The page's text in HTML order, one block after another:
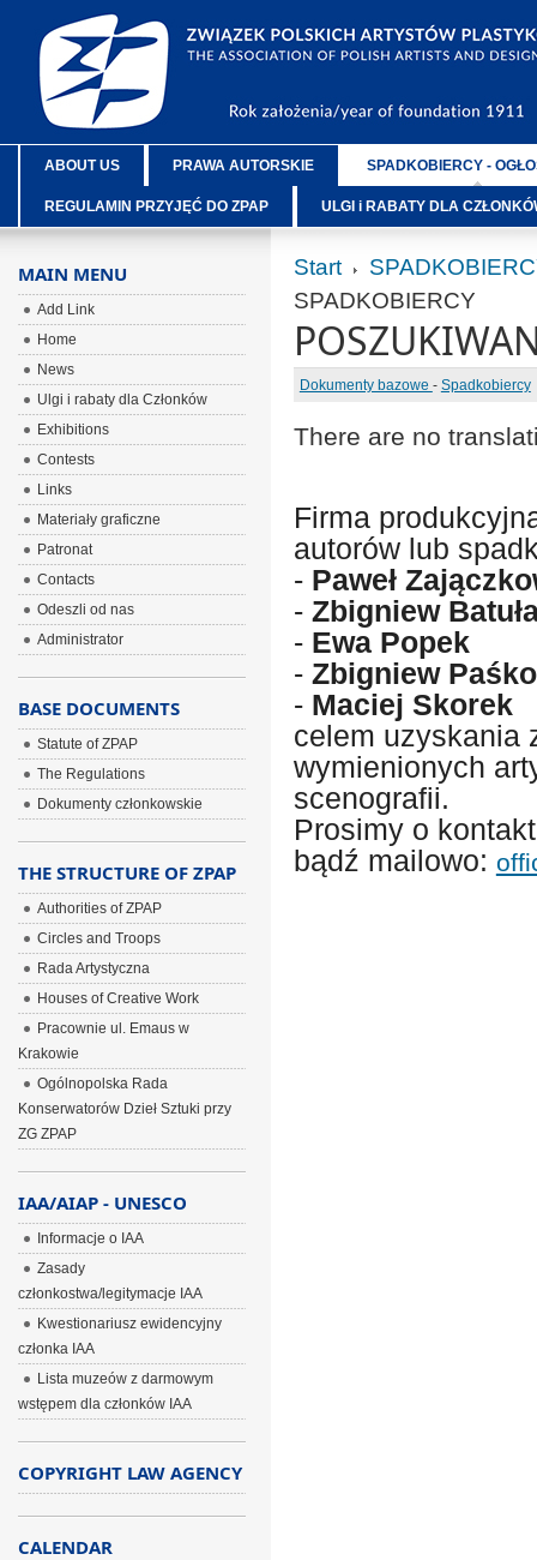
ABOUT US PRAWA AUTORSKIE SPADKOBIERCY -
REGULAMIN PRZYJĘĆ DO ZPAP ULGI i RABATY DLA
Start
SPADKOBIERCY
Dokumenty bazowe - Spadkobiercy
There are no
Firma
autorów lub
- Paweł
- Zbigniew
- Ewa Popek
- Zbigniew Paśko
- Maciej Skorek
celem uzyskania
wymienionych
scenografii.
Prosimy o
bądź mailowo:
MAIN MENU
Add Link
Home
News
Ulgi i rabaty dla Członków
Exhibitions
Contests
Links
Materiały graficzne
Patronat
Contacts
Odeszli od nas
Administrator
BASE DOCUMENTS
Statute of ZPAP
The Regulations
Dokumenty członkowskie
THE STRUCTURE OF ZPAP
Authorities of ZPAP
Circles and Troops
Rada Artystyczna
Houses of Creative Work
Pracownie ul. Emaus w
Krakowie
Ogólnopolska Rada
Konserwatorów Dzieł Sztuki przy
ZG ZPAP
IAA/AIAP - UNESCO
Informacje o IAA
Zasady
członkostwa/legitymacje IAA
Kwestionariusz ewidencyjny
członka IAA
Lista muzeów z darmowym
wstępem dla członków IAA
COPYRIGHT LAW AGENCY
CALENDAR